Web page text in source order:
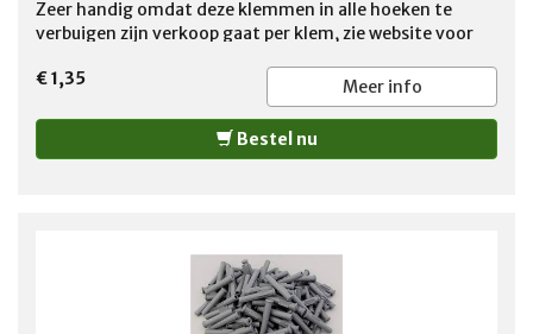
Zeer handig omdat deze klemmen in alle hoeken te
verbuigen zijn verkoop gaat per klem, zie website voor
€ 1,35
Meer info
Bestel nu